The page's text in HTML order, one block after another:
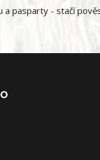
a pasparty - stačí